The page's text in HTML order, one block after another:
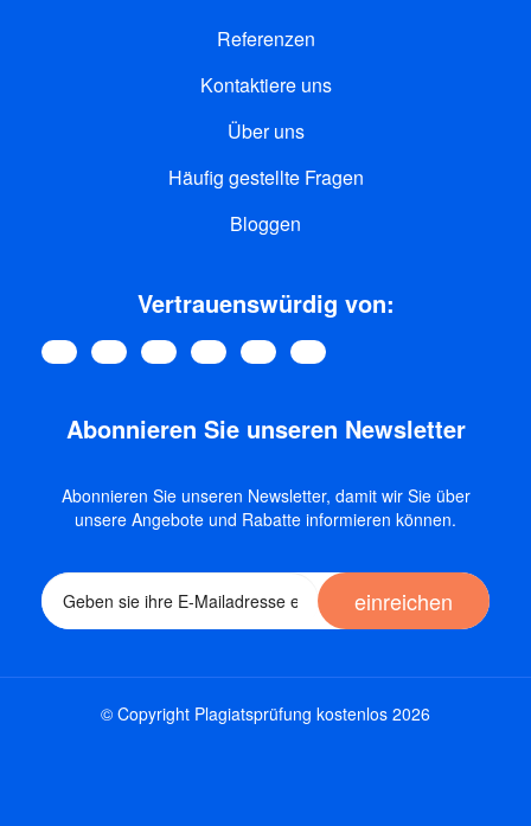
Referenzen
Kontaktiere uns
Über uns
Häufig gestellte Fragen
Bloggen
Vertrauenswürdig von:
Abonnieren Sie unseren Newsletter
Abonnieren Sie unseren Newsletter, damit wir Sie über
unsere Angebote und Rabatte informieren können.
einreichen
© Copyright Plagiatsprüfung kostenlos 2026